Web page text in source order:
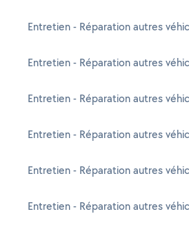
Entretien - Réparation autres
Entretien - Réparation autres
Entretien - Réparation autres
Entretien - Réparation autres
Entretien - Réparation autres
Entretien - Réparation autres